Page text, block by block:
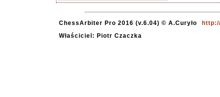
ChessArbiter Pro 2016 (v.6.04) © A.Curyło
Właściciel: Piotr Czaczka